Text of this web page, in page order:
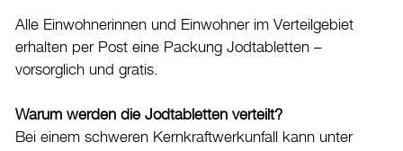
Amtliche Publikationen
Medienmitteilungen
Burgdorf baut
Alle Einwohnerinnen und Einwohner im Verteilgebiet
erhalten per Post eine Packung Jodtabletten –
vorsorglich und gratis.
Warum werden die Jodtabletten verteilt?
Bei einem schweren Kernkraftwerkunfall kann unter